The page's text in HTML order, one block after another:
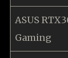
ASUS
Gaming